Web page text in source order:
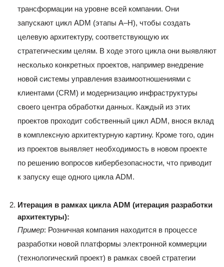
трансформации на уровне всей компании. Они
запускают цикл ADM (этапы A–H), чтобы создать
целевую архитектуру, соответствующую их
стратегическим целям. В ходе этого цикла они выявляют
несколько конкретных проектов, например внедрение
новой системы управления взаимоотношениями с
клиентами (CRM) и модернизацию инфраструктуры
своего центра обработки данных. Каждый из этих
проектов проходит собственный цикл ADM, внося вклад
в комплексную архитектурную картину. Кроме того, один
из проектов выявляет необходимость в новом проекте
по решению вопросов кибербезопасности, что приводит
к запуску еще одного цикла ADM.
Итерация в рамках цикла ADM (итерация разработки
архитектуры):
Пример: Розничная компания находится в процессе
разработки новой платформы электронной коммерции
(технологический проект) в рамках своей стратегии